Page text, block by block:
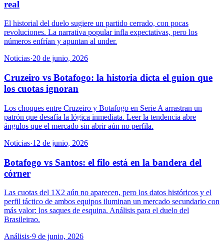
real
El historial del duelo sugiere un partido cerrado, con pocas
revoluciones. La narrativa popular infla expectativas, pero los
números enfrían y apuntan al under.
Noticias·20 de junio, 2026
Cruzeiro vs Botafogo: la historia dicta el guion que
los cuotas ignoran
Los choques entre Cruzeiro y Botafogo en Serie A arrastran un
patrón que desafía la lógica inmediata. Leer la tendencia abre
ángulos que el mercado sin abrir aún no perfila.
Noticias·12 de junio, 2026
Botafogo vs Santos: el filo está en la bandera del
córner
Las cuotas del 1X2 aún no aparecen, pero los datos históricos y el
perfil táctico de ambos equipos iluminan un mercado secundario con
más valor: los saques de esquina. Análisis para el duelo del
Brasileirao.
Análisis·9 de junio, 2026